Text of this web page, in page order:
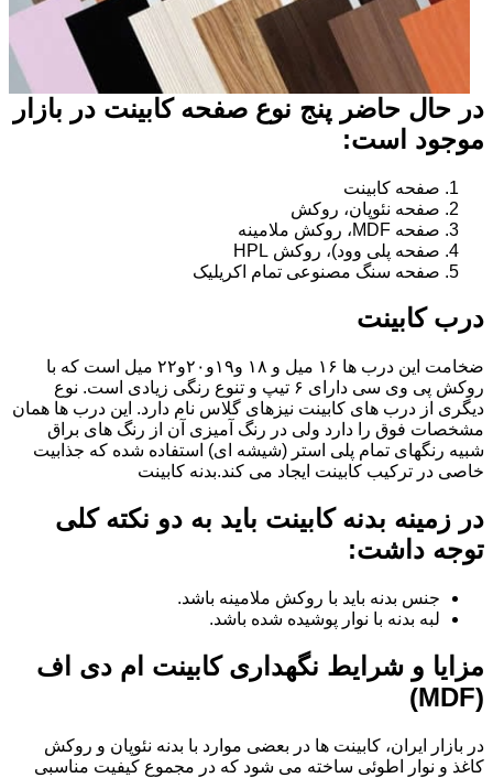
در حال حاضر پنج نوع صفحه کابینت در بازار
موجود است:
صفحه کابینت
صفحه نئوپان، روکش
صفحه MDF، روکش ملامینه
صفحه پلی وود)، روکش HPL
صفحه سنگ مصنوعی تمام اکریلیک
درب کابینت
ضخامت این درب ها ۱۶ میل و ۱۸ و١٩و٢٠و٢٢ میل است که با
روکش پی وی سی دارای ۶ تیپ و تنوع رنگی زیادی است. نوع
دیگری از درب های کابینت نیزهای گلاس نام دارد. این درب ها همان
مشخصات فوق را دارد ولی در رنگ آمیزی آن از رنگ های براق
شبیه رنگهای تمام پلی استر (شیشه ای) استفاده شده که جذابیت
خاصی در ترکیب کابینت ایجاد می کند.بدنه کابینت
در زمینه بدنه کابینت باید به دو نکته کلی
توجه داشت:
جنس بدنه باید با روکش ملامینه باشد.
لبه بدنه با نوار پوشیده شده باشد.
مزایا و شرایط نگهداری کابینت ام دی اف
(MDF)
در بازار ایران، کابینت ها در بعضی موارد با بدنه نئوپان و روکش
کاغذ و نوار اطوئی ساخته می شود که در مجموع کیفیت مناسبی